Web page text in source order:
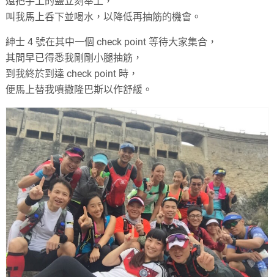
叫我馬上呑下並喝水，以降低再抽筋的機會。
紳士 4 號在其中一個 check point 等待大家集合，
其間早已得悉我剛剛小腿抽筋，
到我終於到達 check point 時，
便馬上替我噴撒隆巴斯以作舒緩。